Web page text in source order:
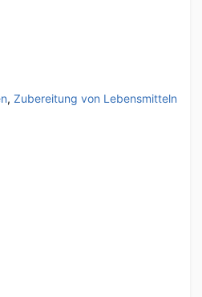
, Zubereitung von Lebensmitteln
300